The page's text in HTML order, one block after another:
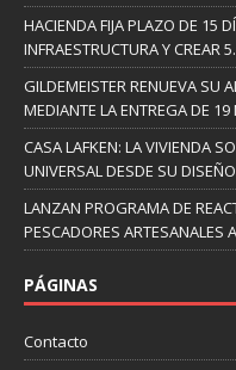
HACIENDA FIJA PLAZO DE 15
INFRAESTRUCTURA Y CREAR
GILDEMEISTER RENUEVA SU
MEDIANTE LA ENTREGA DE
CASA LAFKEN: LA VIVIENDA
UNIVERSAL DESDE SU DISEÑO
LANZAN PROGRAMA DE
PESCADORES ARTESANALES
PÁGINAS
Contacto